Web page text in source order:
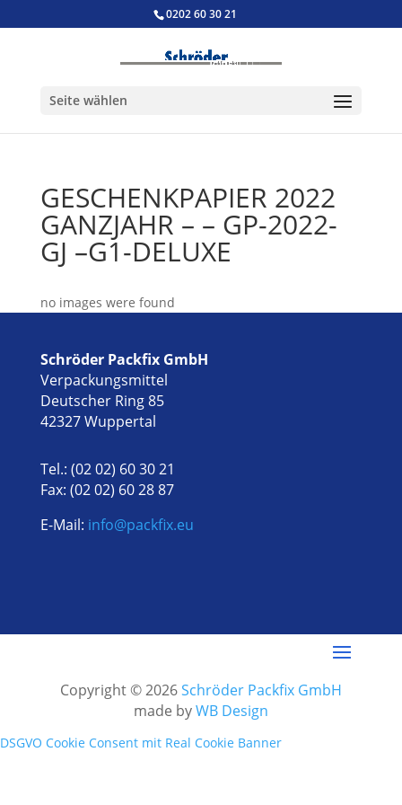
0202 60 30 21
Seite wählen
GESCHENKPAPIER 2022
GANZJAHR – – GP-2022-
GJ –G1-DELUXE
no images were found
Schröder Packfix GmbH
Verpackungsmittel
Deutscher Ring 85
42327 Wuppertal
Tel.: (02 02) 60 30 21
Fax: (02 02) 60 28 87
E-Mail: info@packfix.eu
Copyright © 2026Schröder Packfix GmbH
made byWB Design
DSGVO Cookie Consent mit Real Cookie Banner